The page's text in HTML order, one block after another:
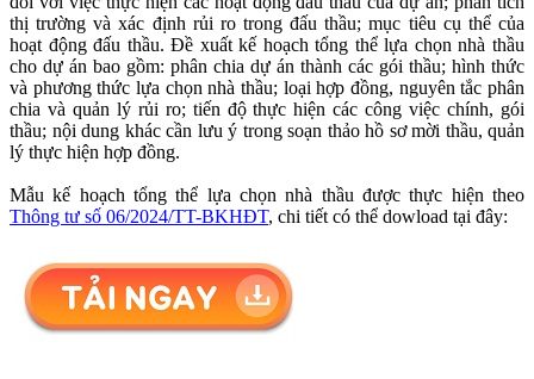
thị trường và xác định rủi ro trong đấu thầu; mục tiêu cụ thể của
hoạt động đấu thầu. Đề xuất kế hoạch tổng thể lựa chọn nhà thầu
cho dự án bao gồm: phân chia dự án thành các gói thầu; hình thức
và phương thức lựa chọn nhà thầu; loại hợp đồng, nguyên tắc phân
chia và quản lý rủi ro; tiến độ thực hiện các công việc chính, gói
thầu; nội dung khác cần lưu ý trong soạn thảo hồ sơ mời thầu, quản
lý thực hiện hợp đồng.
Mẫu kế hoạch tổng thể lựa chọn nhà thầu được thực hiện theo
Thông tư số 06/2024/TT-BKHĐT, chi tiết có thể dowload tại đây: